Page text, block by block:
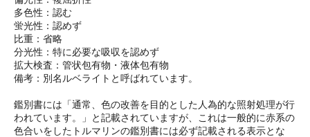
多色性：認む
蛍光性：認めず
比重：省略
分光性：特に必要な吸収を認めず
拡大検査：管状包有物・液体包有物
備考：別名ルベライトと呼ばれています。
鑑別書には「通常、色の改善を目的とした人為的な照射処理が行
われています。」と記載されていますが、これは一般的に赤系の
色合いをしたトルマリンの鑑別書には必ず記載される表示とな